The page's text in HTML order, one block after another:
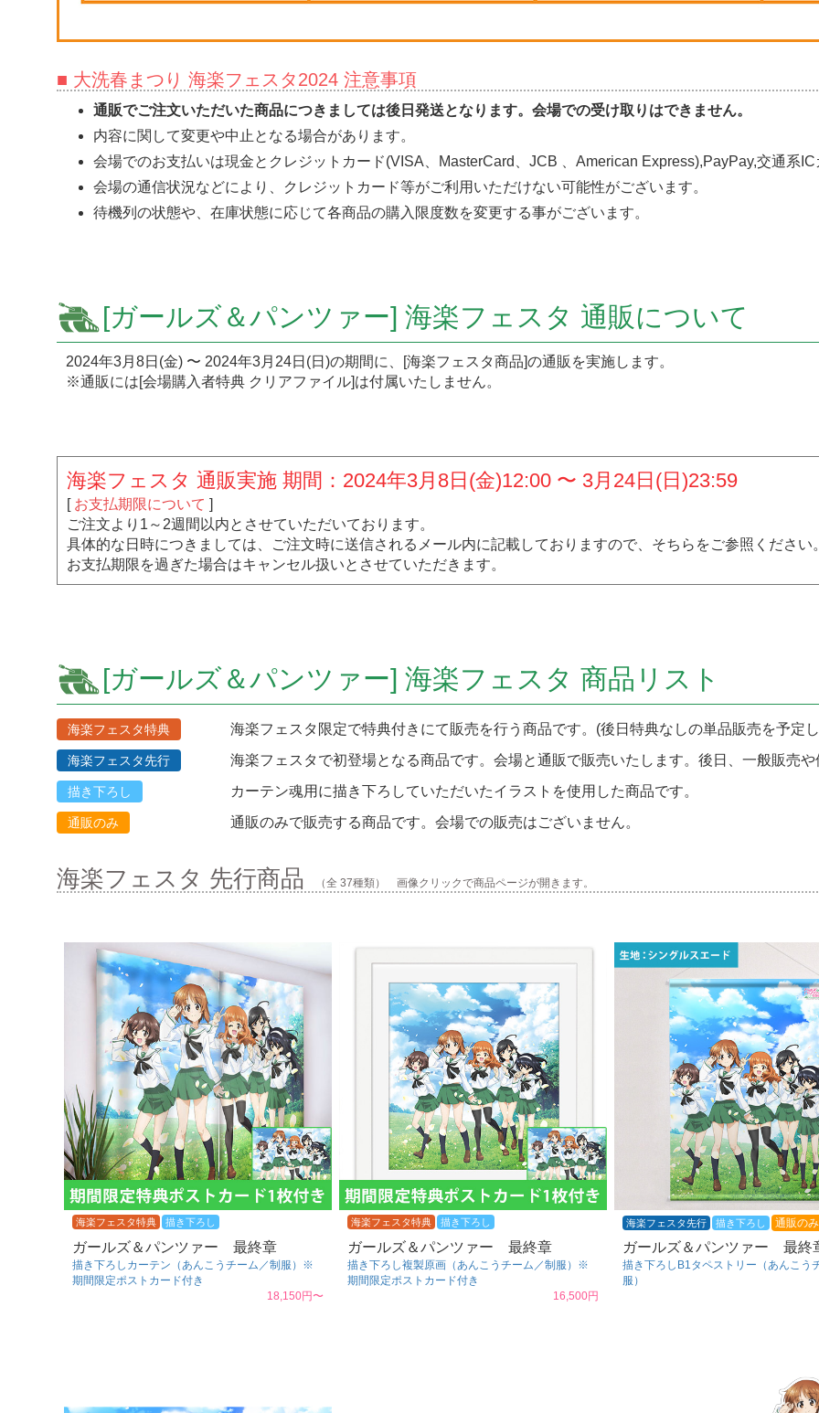
■ 大洗春まつり 海楽フェスタ2024 注意事項
通販でご注文いただいた商品につきましては後日発送となります。会場での受け取りはできません。
内容に関して変更や中止となる場合があります。
会場でのお支払いは現金とクレジットカード(VISA、MasterCard、JCB 、American Express),PayPay,交通系
会場の通信状況などにより、クレジットカード等がご利用いただけない可能性がございます。
待機列の状態や、在庫状態に応じて各商品の購入限度数を変更する事がございます。
[ガールズ＆パンツァー] 海楽フェスタ 通販について
2024年3月8日(金) 〜 2024年3月24日(日)の期間に、[海楽フェスタ商品]の通販を実施します。
※通販には[会場購入者特典 クリアファイル]は付属いたしません。
海楽フェスタ 通販実施 期間：2024年3月8日(金)12:00 〜 3月24日(日)23:59
[ お支払期限について ]
ご注文より1～2週間以内とさせていただいております。
具体的な日時につきましては、ご注文時に送信されるメール内に記載しておりますので、そちらをご参照ください
お支払期限を過ぎた場合はキャンセル扱いとさせていただきます。
[ガールズ＆パンツァー] 海楽フェスタ 商品リスト
海楽フェスタ特典 海楽フェスタ限定で特典付きにて販売を行う商品です。(後日特典なしの単品販売を予定
海楽フェスタ先行 海楽フェスタで初登場となる商品です。会場と通販で販売いたします。後日、一般販売
描き下ろし カーテン魂用に描き下ろしていただいたイラストを使用した商品です。
通販のみ 通販のみで販売する商品です。会場での販売はございません。
海楽フェスタ 先行商品 （全 37種類） 画像クリックで商品ページが開きます。
海楽フェスタ特典 描き下ろし
ガールズ＆パンツァー 最終章
描き下ろしカーテン（あんこうチーム／制服）※
期間限定ポストカード付き
18,150円〜
海楽フェスタ特典 描き下ろし
ガールズ＆パンツァー 最終章
描き下ろし複製原画（あんこうチーム／制服）※
期間限定ポストカード付き
16,500円
海楽フェスタ先行 描き下ろし 通販のみ
ガールズ＆パンツァー 最終
描き下ろしB1タペストリー（あんこう
服）